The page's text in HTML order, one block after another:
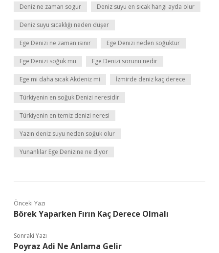
Deniz ne zaman sogur Deniz suyu en sıcak hangi ayda olur
Deniz suyu sıcaklığı neden düşer
Ege Denizi ne zaman ısınır Ege Denizi neden soğuktur
Ege Denizi soğuk mu Ege Denizi sorunu nedir
Ege mi daha sıcak Akdeniz mi İzmirde deniz kaç derece
Türkiyenin en soğuk Denizi neresidir
Türkiyenin en temiz denizi neresi
Yazın deniz suyu neden soğuk olur
Yunanlılar Ege Denizine ne diyor
Önceki Yazı
Börek Yaparken Fırın Kaç Derece Olmalı
Sonraki Yazı
Poyraz Adi Ne Anlama Gelir